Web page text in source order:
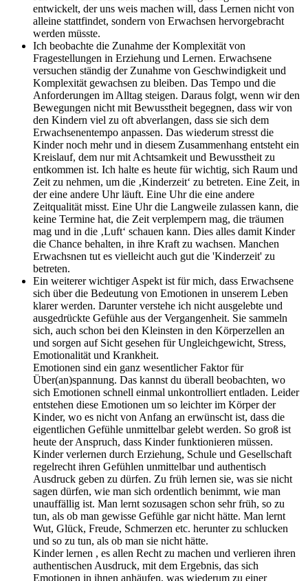
entwickelt, der uns weis machen will, dass Lernen nicht von
alleine stattfindet, sondern von Erwachsen hervorgebracht
werden müsste.
Ich beobachte die Zunahme der Komplexität von
Fragestellungen in Erziehung und Lernen. Erwachsene
versuchen ständig der Zunahme von Geschwindigkeit und
Komplexität gewachsen zu bleiben. Das Tempo und die
Anforderungen im Alltag steigen. Daraus folgt, wenn wir den
Bewegungen nicht mit Bewusstheit begegnen, dass wir von
den Kindern viel zu oft abverlangen, dass sie sich dem
Erwachsenentempo anpassen. Das wiederum stresst die
Kinder noch mehr und in diesem Zusammenhang entsteht ein
Kreislauf, dem nur mit Achtsamkeit und Bewusstheit zu
entkommen ist. Ich halte es heute für wichtig, sich Raum und
Zeit zu nehmen, um die ‚Kinderzeit‘ zu betreten. Eine Zeit, in
der eine andere Uhr läuft. Eine Uhr die eine andere
Zeitqualität misst. Eine Uhr die Langweile zulassen kann, die
keine Termine hat, die Zeit verplempern mag, die träumen
mag und in die ‚Luft‘ schauen kann. Dies alles damit Kinder
die Chance behalten, in ihre Kraft zu wachsen. Manchen
Erwachsnen tut es vielleicht auch gut die 'Kinderzeit' zu
betreten.
Ein weiterer wichtiger Aspekt ist für mich, dass Erwachsene
sich über die Bedeutung von Emotionen in unserem Leben
klarer werden. Darunter verstehe ich nicht ausgelebte und
ausgedrückte Gefühle aus der Vergangenheit. Sie sammeln
sich, auch schon bei den Kleinsten in den Körperzellen an
und sorgen auf Sicht gesehen für Ungleichgewicht, Stress,
Emotionalität und Krankheit.
Emotionen sind ein ganz wesentlicher Faktor für
Über(an)spannung. Das kannst du überall beobachten, wo
sich Emotionen schnell einmal unkontrolliert entladen. Leider
entstehen diese Emotionen um so leichter im Körper der
Kinder, wo es nicht von Anfang an erwünscht ist, dass die
eigentlichen Gefühle unmittelbar gelebt werden. So groß ist
heute der Anspruch, dass Kinder funktionieren müssen.
Kinder verlernen durch Erziehung, Schule und Gesellschaft
regelrecht ihren Gefühlen unmittelbar und authentisch
Ausdruck geben zu dürfen. Zu früh lernen sie, was sie nicht
sagen dürfen, wie man sich ordentlich benimmt, wie man
unauffällig ist. Man lernt sozusagen schon sehr früh, so zu
tun, als ob man gewisse Gefühle gar nicht hätte. Man lernt
Wut, Glück, Freude, Schmerzen etc. herunter zu schlucken
und so zu tun, als ob man sie nicht hätte.
Kinder lernen , es allen Recht zu machen und verlieren ihren
authentischen Ausdruck, mit dem Ergebnis, das sich
Emotionen in ihnen anhäufen, was wiederum zu einer